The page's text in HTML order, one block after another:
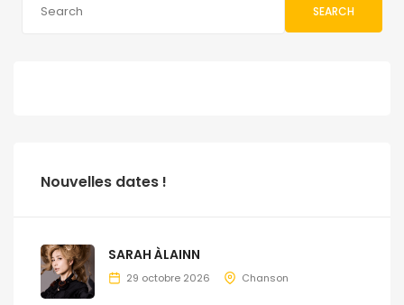
SEARCH
Nouvelles dates !
SARAH ÀLAINN
29 octobre 2026 Chanson